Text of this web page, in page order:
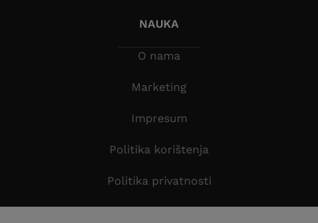
NAUKA
O nama
Marketing
Impresum
Politika korištenja
Politika privatnosti